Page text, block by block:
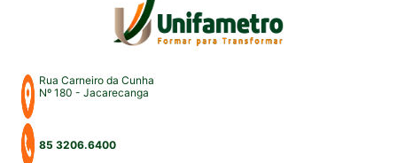
Rua Carneiro da Cunha
Nº 180 - Jacarecanga
85 3206.6400